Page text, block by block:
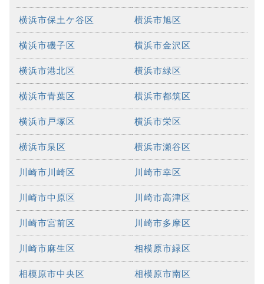
横浜市保土ケ谷区 横浜市旭区
横浜市磯子区 横浜市金沢区
横浜市港北区 横浜市緑区
横浜市青葉区 横浜市都筑区
横浜市戸塚区 横浜市栄区
横浜市泉区 横浜市瀬谷区
川崎市川崎区 川崎市幸区
川崎市中原区 川崎市高津区
川崎市宮前区 川崎市多摩区
川崎市麻生区 相模原市緑区
相模原市中央区 相模原市南区